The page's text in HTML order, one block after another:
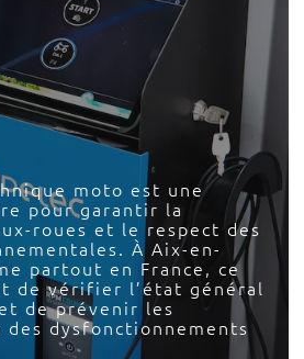
moto est une
pour garantir la
roues et le respect des
À Aix-en-
partout en France, ce
de vérifier l’état général
de prévenir les
des dysfonctionnements